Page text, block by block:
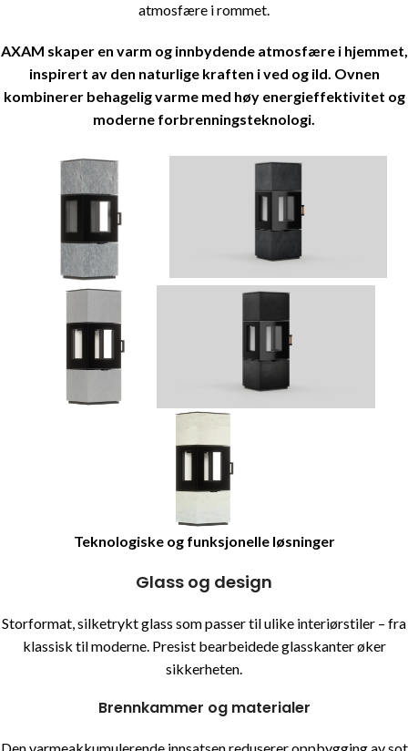
atmosfære i rommet.
AXAM skaper en varm og innbydende atmosfære i hjemmet,
inspirert av den naturlige kraften i ved og ild. Ovnen
kombinerer behagelig varme med høy energieffektivitet og
moderne forbrenningsteknologi.
Teknologiske og funksjonelle løsninger
Glass og design
Storformat, silketrykt glass som passer til ulike interiørstiler – fra
klassisk til moderne. Presist bearbeidede glasskanter øker
sikkerheten.
Brennkammer og materialer